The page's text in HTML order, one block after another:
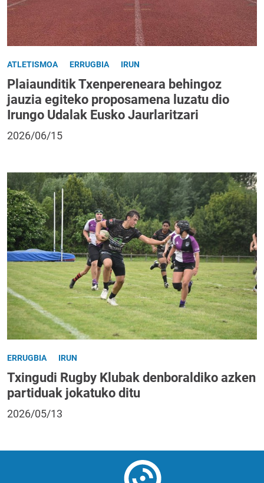
ATLETISMOA ERRUGBIA IRUN
Plaiaunditik Txenpereneara behingoz
jauzia egiteko proposamena luzatu dio
Irungo Udalak Eusko Jaurlaritzari
2026/06/15
ERRUGBIA IRUN
Txingudi Rugby Klubak denboraldiko azken
partiduak jokatuko ditu
2026/05/13